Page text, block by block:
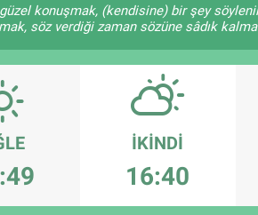
konuşmak, (kendisine) bir şey
söz verdiği zaman sözüne sâdık
İKINDI
16:40